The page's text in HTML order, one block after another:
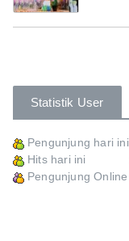
Statistik User
Pengunjung hari ini
Hits hari ini
Pengunjung Online